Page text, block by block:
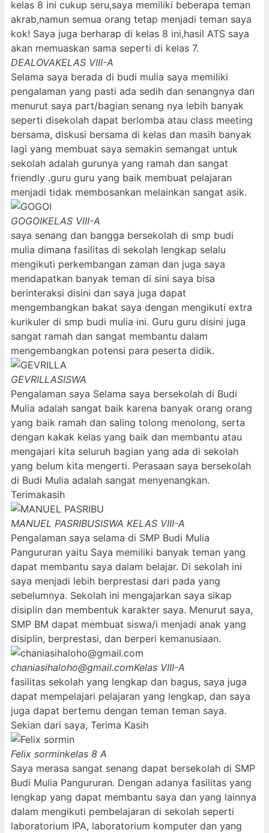
kelas 8 ini cukup seru,saya memiliki beberapa teman
akrab,namun semua orang tetap menjadi teman saya
kok! Saya juga berharap di kelas 8 ini,hasil ATS saya
akan memuaskan sama seperti di kelas 7.
DEALOVAKELAS VIII-A
Selama saya berada di budi mulia saya memiliki
pengalaman yang pasti ada sedih dan senangnya dan
menurut saya part/bagian senang nya lebih banyak
seperti disekolah dapat berlomba atau class meeting
bersama, diskusi bersama di kelas dan masih banyak
lagi yang membuat saya semakin semangat untuk
sekolah adalah gurunya yang ramah dan sangat
friendly .guru guru yang baik membuat pelajaran
menjadi tidak membosankan melainkan sangat asik.
GOGOIKELAS VIII-A
saya senang dan bangga bersekolah di smp budi
mulia dimana fasilitas di sekolah lengkap selalu
mengikuti perkembangan zaman dan juga saya
mendapatkan banyak teman di sini saya bisa
berinteraksi disini dan saya juga dapat
mengembangkan bakat saya dengan mengikuti extra
kurikuler di smp budi mulia ini. Guru guru disini juga
sangat ramah dan sangat membantu dalam
mengembangkan potensi para peserta didik.
GEVRILLASISWA
Pengalaman saya Selama saya bersekolah di Budi
Mulia adalah sangat baik karena banyak orang orang
yang baik ramah dan saling tolong menolong, serta
dengan kakak kelas yang baik dan membantu atau
mengajari kita seluruh bagian yang ada di sekolah
yang belum kita mengerti. Perasaan saya bersekolah
di Budi Mulia adalah sangat menyenangkan.
Terimakasih
MANUEL PASRIBUSISWA KELAS VIII-A
Pengalaman saya selama di SMP Budi Mulia
Pangururan yaitu Saya memiliki banyak teman yang
dapat membantu saya dalam belajar. Di sekolah ini
saya menjadi lebih berprestasi dari pada yang
sebelumnya. Sekolah ini mengajarkan saya sikap
disiplin dan membentuk karakter saya. Menurut saya,
SMP BM dapat membuat siswa/i menjadi anak yang
disiplin, berprestasi, dan berperi kemanusiaan.
chaniasihaloho@gmail.comKelas VIII-A
fasilitas sekolah yang lengkap dan bagus, saya juga
dapat mempelajari pelajaran yang lengkap, dan saya
juga dapat bertemu dengan teman teman saya.
Sekian dari saya, Terima Kasih
Felix sorminkelas 8 A
Saya merasa sangat senang dapat bersekolah di SMP
Budi Mulia Pangururan. Dengan adanya fasilitas yang
lengkap yang dapat membantu saya dan yang lainnya
dalam mengikuti pembelajaran di sekolah seperti
laboratorium IPA, laboratorium komputer dan yang